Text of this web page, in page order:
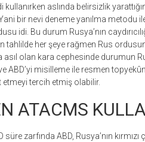
kullanırken aslında belirsizlik
bir nevi deneme yanılma metodu
idi. Bu durum Rusya’nın
tahlilde her şeye rağmen Rus
olan kara cephesinde durumun
ABD’yi misilleme ile resmen
tercih etmiş olabilir.
ATACMS
zarfında ABD, Rusya’nın